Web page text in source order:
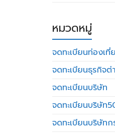
หมวดหมู่
จดทะเบียนท่องเ
จดทะเบียนธุรกิจต่
จดทะเบียนบริษัท
จดทะเบียนบริษัท
จดทะเบียนบริษัทก